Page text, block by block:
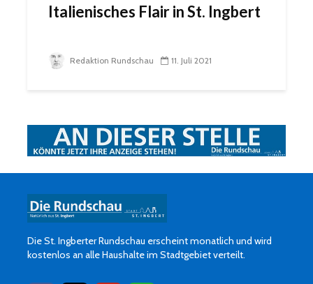
Italienisches Flair in St. Ingbert
Redaktion Rundschau 11. Juli 2021
Die St. Ingberter Rundschau erscheint monatlich und wird
kostenlos an alle Haushalte im Stadtgebiet verteilt.